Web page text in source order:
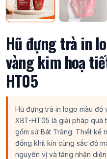
Hũ đựng trà in
vàng kim hoạ
HT05
Hũ đựng trà in logo màu đỏ
XBT-HT05 là giải pháp
gốm sứ Bát Tràng. Thiết kế
đồng khít kín cùng sắc đỏ
nguyên vị và tăng nhận